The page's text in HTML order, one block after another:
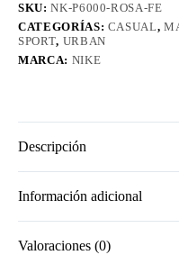
SKU:NK-P6000-ROSA-FE
CATEGORÍAS: CASUAL,
SPORT, URBAN
MARCA: NIKE
Descripción
Información adicional
Valoraciones (0)